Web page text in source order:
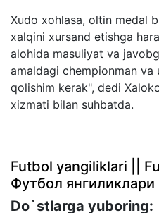
Xudo xohlasa, oltin medal
xalqini xursand etishga
alohida masuliyat va
amaldagi chempionman
qolishim kerak", dedi
xizmati bilan suhbatda.
Futbol yangiliklari ||
Футбол
Do`stlarga yuboring: